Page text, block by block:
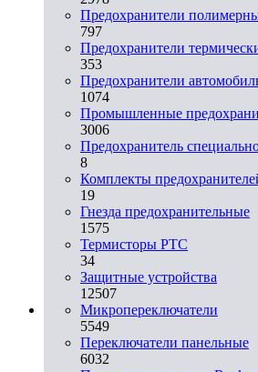
Предохранители
797
Предохранители
353
Предохранители
1074
Промышленные
3006
Предохранитель
8
Комплекты
19
Гнезда предохранительные
1575
Термисторы PTC
34
Защитные устройства
12507
Микропереключатели
5549
Переключатели панельные
6032